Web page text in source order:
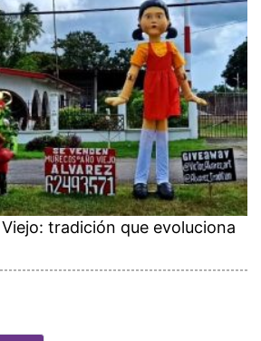
tradición que evoluciona